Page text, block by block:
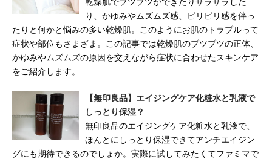
り、かゆみやムズムズ感、ピリピリ感を伴っ
たりと何かと悩みの多い乾燥肌。このようにお肌のトラブルって
症状や部位もさまざま。この記事では乾燥肌のブツブツの正体、
かゆみやムズムズの原因を交えながら症状に合わせたスキンケア
をご紹介します。
【無印良品】エイジングケア化粧水と乳液で
しっとり保湿？
無印良品のエイジングケア化粧水と乳液で、
ほんとにしっとり保湿できてアンチエイジン
グにも期待できるのでしょか。実際に試してみたくてファミマで